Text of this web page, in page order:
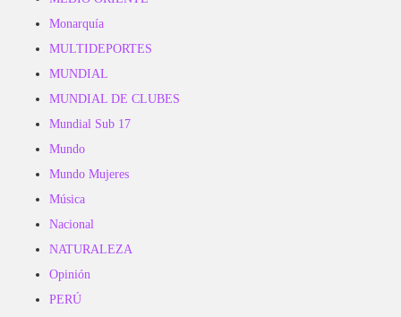
Monarquía
MULTIDEPORTES
MUNDIAL
MUNDIAL DE CLUBES
Mundial Sub 17
Mundo
Mundo Mujeres
Música
Nacional
NATURALEZA
Opinión
PERÚ